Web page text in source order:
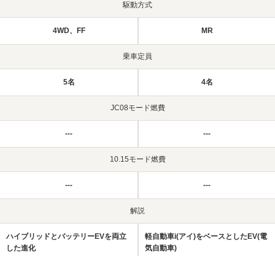
駆動方式
4WD、FF MR
乗車定員
5名 4名
JC08モード燃費
--- ---
10.15モード燃費
--- ---
解説
ハイブリッドとバッテリーEVを両立
した進化
軽自動車i(アイ)をベースとしたEV(電
気自動車)